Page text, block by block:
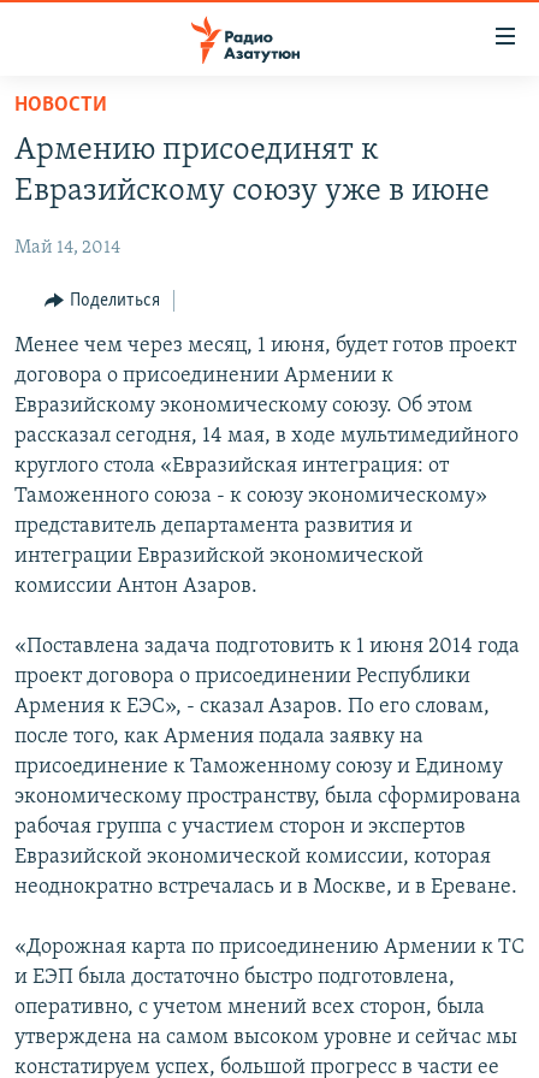
Перейти
основному
содержанию
Перейти
навигации
Перейти
поиску
НОВОСТИ
ПОЛИТИКА
ОБЩЕСТВО
ЭКОНОМИКА
РЕГИОН
НАГОРНЫЙ КАРАБАХ
КУЛЬТУРА
СПОРТ
АРХИВ
Հայերեն
Русский
Все сайты Радио Азатутюн
НОВОСТИ
Армению присоединят к
Евразийскому союзу уже в июне
Май 14, 2014
Поделиться
Менее чем через месяц, 1 июня, будет готов проект
договора о присоединении Армении к
Евразийскому экономическому союзу. Об этом
рассказал сегодня, 14 мая, в ходе мультимедийного
круглого стола «Евразийская интеграция: от
Таможенного союза - к союзу экономическому»
представитель департамента развития и
интеграции Евразийской экономической
комиссии Антон Азаров.
«Поставлена задача подготовить к 1 июня 2014 года
проект договора о присоединении Республики
Армения к ЕЭС», - сказал Азаров. По его словам,
после того, как Армения подала заявку на
присоединение к Таможенному союзу и Единому
экономическому пространству, была сформирована
рабочая группа с участием сторон и экспертов
Евразийской экономической комиссии, которая
неоднократно встречалась и в Москве, и в Ереване.
«Дорожная карта по присоединению Армении к ТС
и ЕЭП была достаточно быстро подготовлена,
оперативно, с учетом мнений всех сторон, была
утверждена на самом высоком уровне и сейчас мы
констатируем успех, большой прогресс в части ее